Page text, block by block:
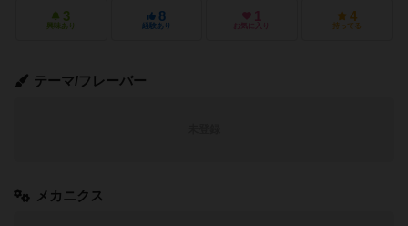
3
興味あり
8
経験あり
1
お気に入り
4
持ってる
テーマ/フレーバー
メカニクス